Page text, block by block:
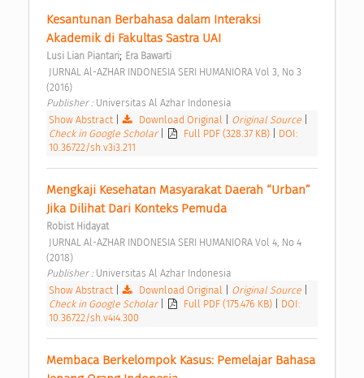
Kesantunan Berbahasa dalam Interaksi
Akademik di Fakultas Sastra UAI
Lusi Lian Piantari; Era Bawarti
(2016)
Publisher : Universitas Al Azhar Indonesia
Show Abstract| Download Original Original Source
Check in Google Scholar
Full PDF (328.37 KB)
DOI:
10.36722/sh.v3i3.211
Mengkaji Kesehatan Masyarakat Daerah “Urban”
Jika Dilihat Dari Konteks Pemuda
Robist Hidayat
(2018)
Publisher : Universitas Al Azhar Indonesia
Show Abstract| Download Original Original Source
Check in Google Scholar
Full PDF (175.476 KB)
DOI:
10.36722/sh.v4i4.300
Membaca Berkelompok Kasus: Pemelajar Bahasa